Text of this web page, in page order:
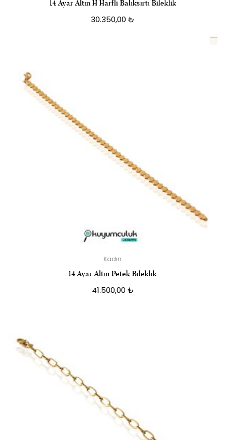
14 Ayar Altın H Harfli Balıksırtı Bileklik
30.350,00 ₺
Kadın
14 Ayar Altın Petek Bileklik
41.500,00 ₺